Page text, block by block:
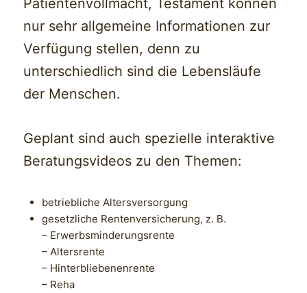
nur sehr allgemeine Informationen zur
Verfügung stellen, denn zu
unterschiedlich sind die Lebensläufe
der Menschen.
Geplant sind auch spezielle interaktive
Beratungsvideos zu den Themen:
betriebliche Altersversorgung
gesetzliche Rentenversicherung, z. B.
– Erwerbsminderungsrente
– Altersrente
– Hinterbliebenenrente
– Reha